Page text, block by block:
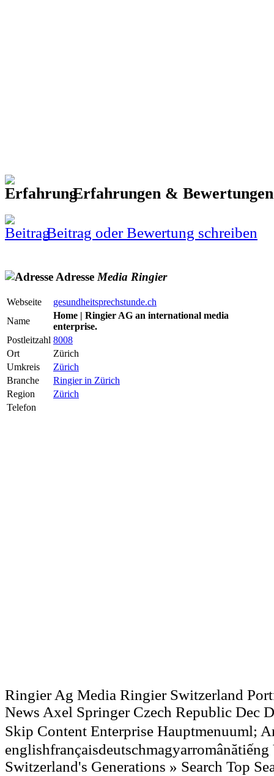
Erfahrungen &
Beitrag oder Bewertung schreiben
Adresse Media Ringi­er
Webseite
gesundheitsprechstunde.ch
Name
Home | Ringier AG an international media
enterprise.
Postleitzahl 8008
Ort
Zürich
Umkreis
Zürich
Branche
Ringier in Zürich
Region
Zürich
Telefon
Ringier Ag Media Ringi­er Switzerland
News Axel Springer Czech Republic Dec
Skip Content Enterprise Hauptmenuuml;
Switzerland's Generations » Search Top